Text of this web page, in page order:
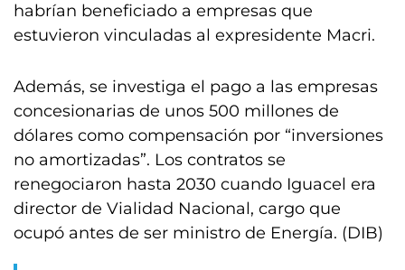
habrían beneficiado a empresas que
estuvieron vinculadas al expresidente Macri.
Además, se investiga el pago a las empresas
concesionarias de unos 500 millones de
dólares como compensación por “inversiones
no amortizadas”. Los contratos se
renegociaron hasta 2030 cuando Iguacel era
director de Vialidad Nacional, cargo que
ocupó antes de ser ministro de Energía. (DIB)